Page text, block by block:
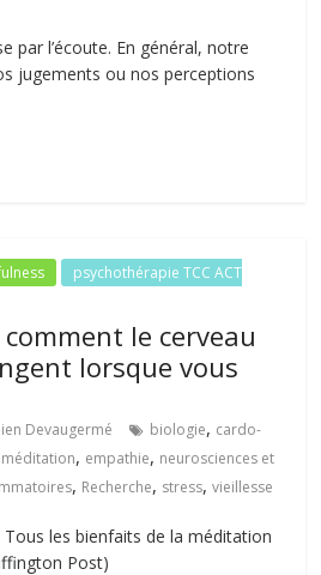
par l’écoute. En général, notre
jugements ou nos perceptions
psychothérapie TCC ACT
comment le cerveau
lorsque vous
Devaugermé biologie, cardo-
, empathie, neurosciences et
, Recherche, stress,vieillesse
Tous les bienfaits de la méditation
Post)